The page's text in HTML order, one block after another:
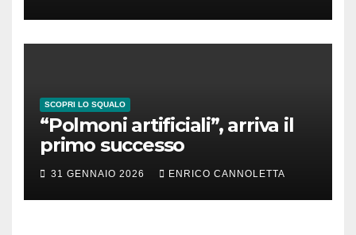
SCOPRI LO SQUALO
“Polmoni artificiali”, arriva il
primo successo
31 GENNAIO 2026 ENRICO CANNOLETTA